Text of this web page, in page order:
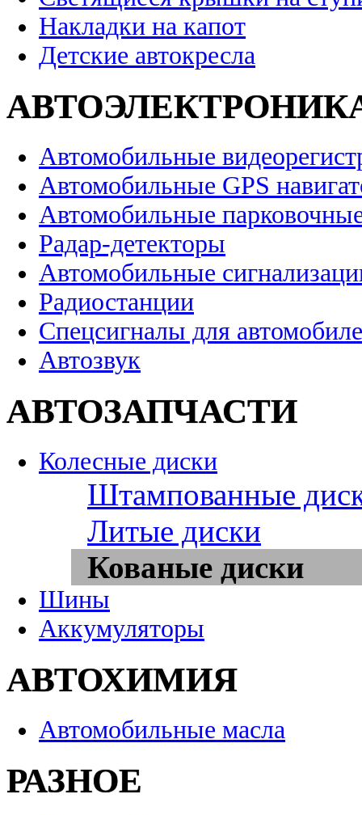
Накладки на капот
Детские автокресла
Автомобильные
Автомобильные GPS
Автомобильные
Радар-детекторы
Автомобильные
Радиостанции
Спецсигналы для
Автозвук
АВТОЗАПЧАСТИ
Колесные диски
Штампованные
Литые диски
Кованые диски
Шины
Аккумуляторы
АВТОХИМИЯ
Автомобильные масла
РАЗНОЕ